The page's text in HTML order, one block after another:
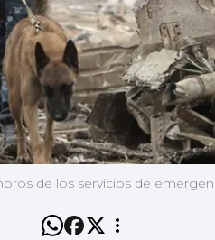
de los servicios de